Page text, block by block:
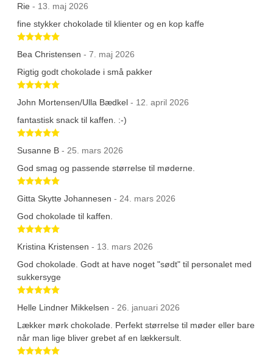
Rie - 13. maj 2026
fine stykker chokolade til klienter og en kop kaffe
Betygsatt 5 av 5 stjärnor
Bea Christensen - 7. maj 2026
Rigtig godt chokolade i små pakker
Betygsatt 5 av 5 stjärnor
John Mortensen/Ulla Bædkel - 12. april 2026
fantastisk snack til kaffen. :-)
Betygsatt 5 av 5 stjärnor
Susanne B - 25. mars 2026
God smag og passende størrelse til møderne.
Betygsatt 5 av 5 stjärnor
Gitta Skytte Johannesen - 24. mars 2026
God chokolade til kaffen.
Betygsatt 5 av 5 stjärnor
Kristina Kristensen - 13. mars 2026
God chokolade. Godt at have noget "sødt" til personalet med
sukkersyge
Betygsatt 5 av 5 stjärnor
Helle Lindner Mikkelsen - 26. januari 2026
Lækker mørk chokolade. Perfekt størrelse til møder eller bare
når man lige bliver grebet af en lækkersult.
Betygsatt 5 av 5 stjärnor